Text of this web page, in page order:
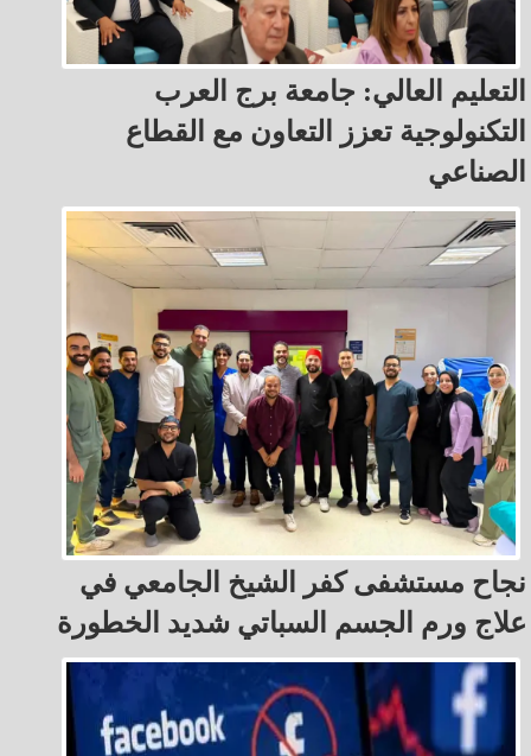
التعليم العالي: جامعة برج العرب
التكنولوجية تعزز التعاون مع القطاع
الصناعي
نجاح مستشفى كفر الشيخ الجامعي في
علاج ورم الجسم السباتي شديد الخطورة